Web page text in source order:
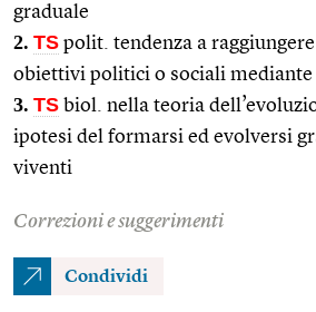
graduale
2. TS polit. tendenza a
obiettivi politici o sociali
3. TS biol. nella teoria
ipotesi del formarsi ed evolversi
viventi
Correzioni e suggerimenti
Condividi